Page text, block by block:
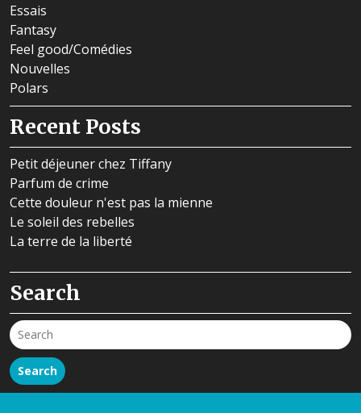
Essais
Fantasy
Feel good/Comédies
Nouvelles
Polars
Recent Posts
Petit déjeuner chez Tiffany
Parfum de crime
Cette douleur n'est pas la mienne
Le soleil des rebelles
La terre de la liberté
Search
Search